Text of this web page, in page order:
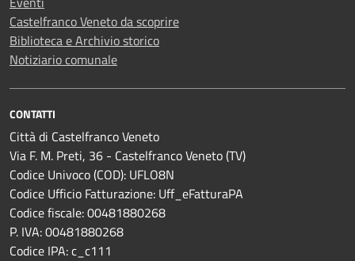
Castelfranco Veneto da scoprire
Biblioteca e Archivio storico
Notiziario comunale
CONTATTI
Città di Castelfranco Veneto
Via F. M. Preti, 36 - Castelfranco Veneto (TV)
Codice Univoco (COD): UFLO8N
Codice Ufficio Fatturazione: Uff_eFatturaPA
Codice fiscale: 00481880268
P. IVA: 00481880268
Codice IPA: c_c111